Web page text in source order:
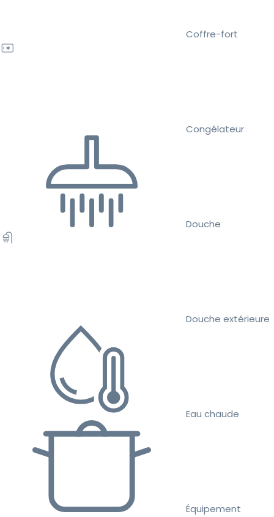
Coffre-fort
Congélateur
Douche
Douche extérieure
Eau chaude
Équipement